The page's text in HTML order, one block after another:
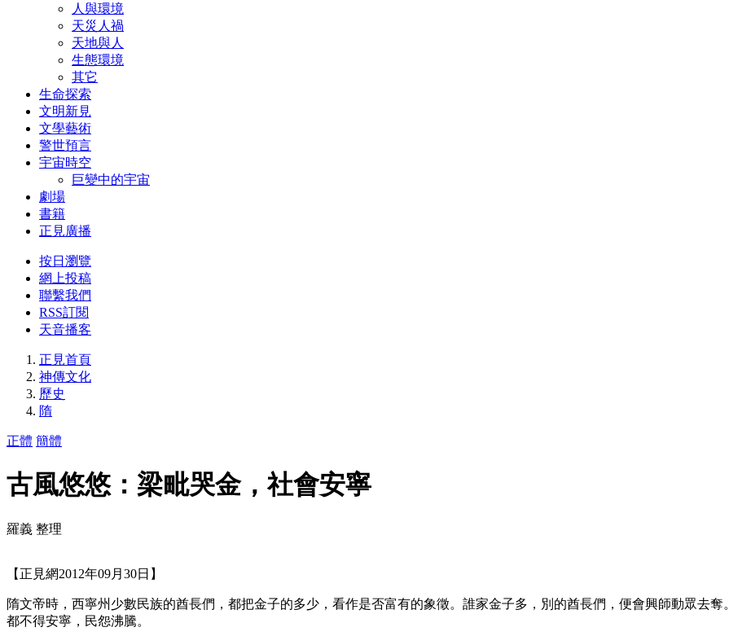
人與環境
天災人禍
天地與人
生態環境
其它
生命探索
文明新見
文學藝術
警世預言
宇宙時空
巨變中的宇宙
劇場
書籍
正見廣播
按日瀏覽
網上投稿
聯繫我們
RSS訂閱
天音播客
正見首頁
神傳文化
歷史
隋
正體 簡體
古風悠悠：梁毗哭金，社會安寧
羅義 整理
【正見網2012年09月30日】
隋文帝時，西寧州少數民族的酋長們，都把金子的多少，看作是否富有的象徵。誰家金子多，別的酋長們，便會興師動眾去
都不得安寧，民怨沸騰。